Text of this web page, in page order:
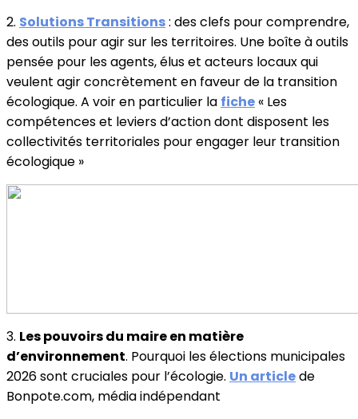
2. Solutions Transitions: des clefs pour comprendre,
des outils pour agir sur les territoires. Une boîte à outils
pensée pour les agents, élus et acteurs locaux qui
veulent agir concrètement en faveur de la transition
écologique. A voir en particulier la fiche « Les
compétences et leviers d’action dont disposent les
collectivités territoriales pour engager leur transition
écologique »
3. Les pouvoirs du maire en matière
d’environnement. Pourquoi les élections municipales
2026 sont cruciales pour l’écologie. Un articlede
Bonpote.com, média indépendant